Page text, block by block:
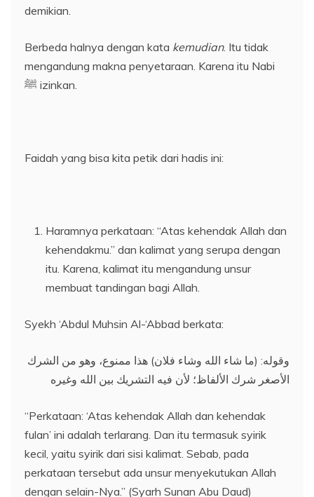
demikian.
Berbeda halnya dengan kata kemudian. Itu tidak
mengandung makna penyetaraan. Karena itu Nabi
ﷺ izinkan.
Faidah yang bisa kita petik dari hadis ini:
Haramnya perkataan: “Atas kehendak Allah dan
kehendakmu.” dan kalimat yang serupa dengan
itu. Karena, kalimat itu mengandung unsur
membuat tandingan bagi Allah.
Syekh ‘Abdul Muhsin Al-‘Abbad berkata:
وقوله: (ما شاء الله وشاء فلان) هذا ممنوع، وهو من الشرك
الأصغر شرك الألفاظ؛ لأن فيه التشريك بين الله وغيره
“Perkataan: ‘Atas kehendak Allah dan kehendak
fulan’ ini adalah terlarang. Dan itu termasuk syirik
kecil, yaitu syirik dari sisi kalimat. Sebab, pada
perkataan tersebut ada unsur menyekutukan Allah
dengan selain-Nya.” (Syarh Sunan Abu Daud)